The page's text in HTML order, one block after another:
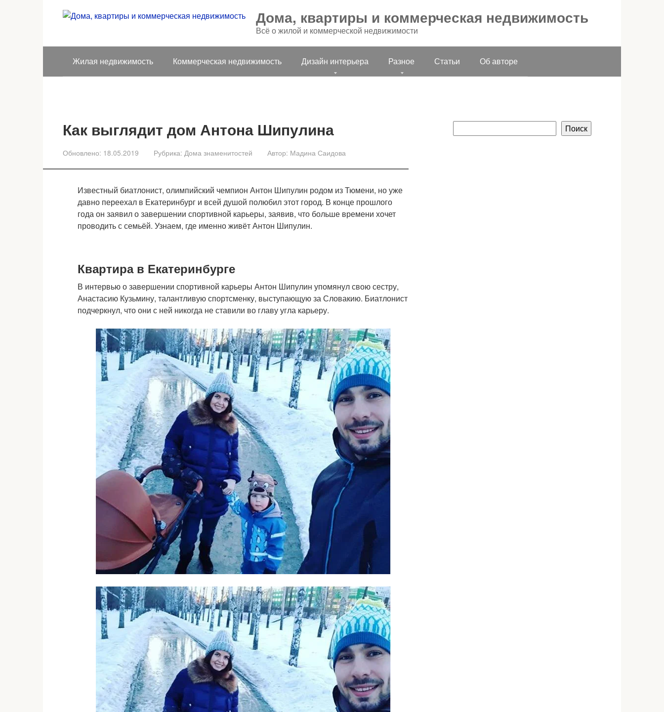
Дома, квартиры и коммерческая недвижимость
Всё о жилой и коммерческой недвижимости
Жилая недвижимость Коммерческая недвижимость Дизайн интерьера Разное Статьи Об авторе
Как выглядит дом Антона Шипулина
Обновлено: 18.05.2019 Рубрика: Дома знаменитостей Автор: Мадина Саидова
Известный биатлонист, олимпийский чемпион Антон Шипулин родом из Тюмени, но уже
давно переехал в Екатеринбург и всей душой полюбил этот город. В конце прошлого
года он заявил о завершении спортивной карьеры, заявив, что больше времени хочет
проводить с семьёй. Узнаем, где именно живёт Антон Шипулин.
Квартира в Екатеринбурге
В интервью о завершении спортивной карьеры Антон Шипулин упомянул свою сестру,
Анастасию Кузьмину, талантливую спортсменку, выступающую за Словакию. Биатлонист
подчеркнул, что они с ней никогда не ставили во главу угла карьеру.
Поиск